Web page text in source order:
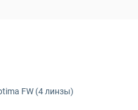
FW (4 линзы)